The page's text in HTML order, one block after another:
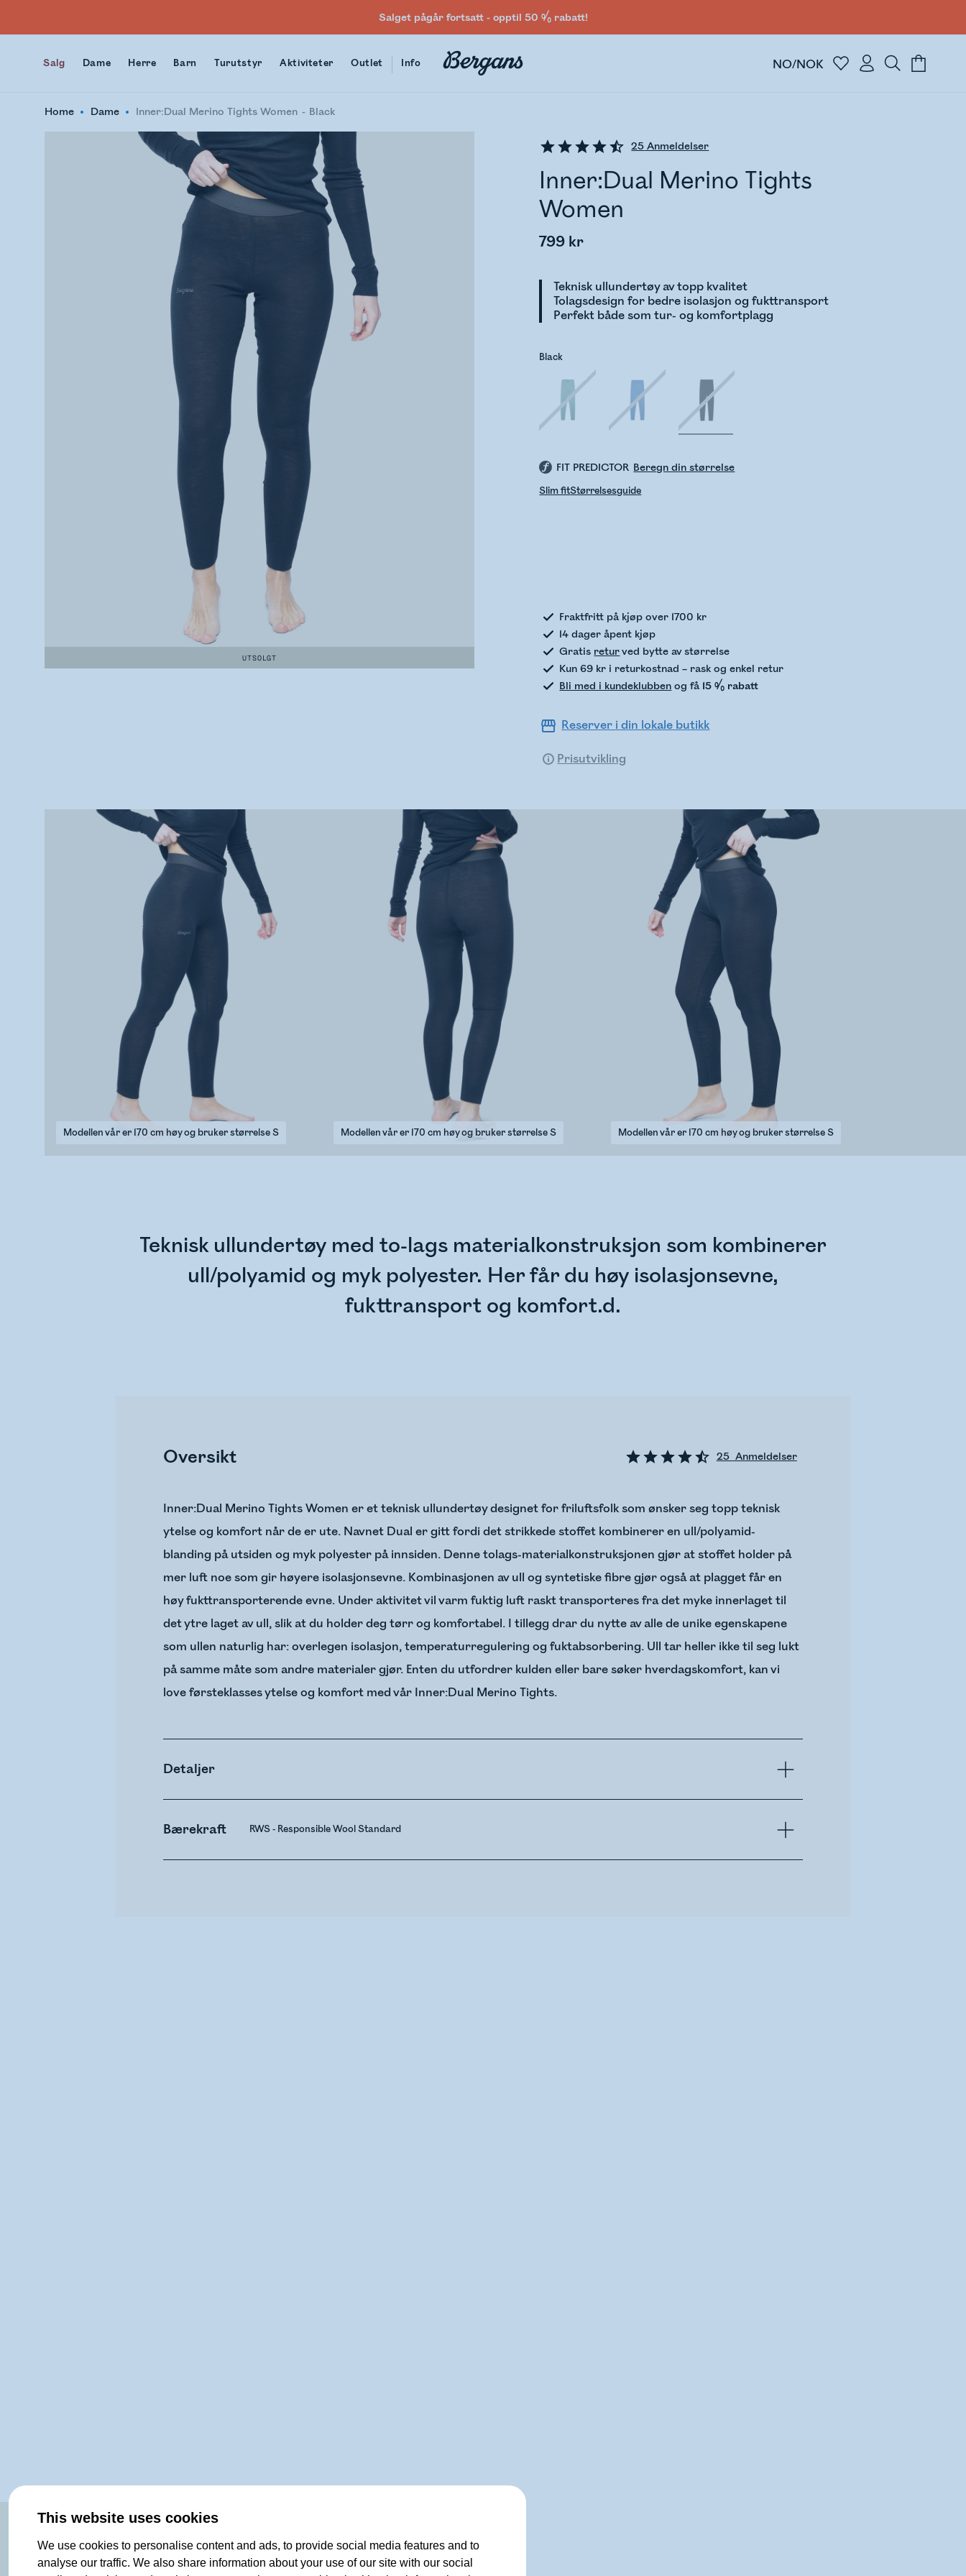
This website uses cookies
We use cookies to personalise content and ads, to provide social media features and to
analyse our traffic. We also share information about your use of our site with our social
Salget pågår fortsatt - opptil 50 % rabatt!
Salg Dame Herre Barn Turutstyr Aktiviteter Outlet Info NO/NOK
Home Dame Inner:Dual Merino Tights Women Black
UTSOLGT
25 Anmeldelser
Inner:Dual Merino Tights
Women
799 kr
Teknisk ullundertøy av topp kvalitet
Tolagsdesign for bedre isolasjon og fukttransport
Perfekt både som tur- og komfortplagg
Black
FIT PREDICTOR Beregn din størrelse
Slim fitStørrelsesguide
Fraktfritt på kjøp over 1700 kr
14 dager åpent kjøp
Gratis returved bytte av størrelse
Kun 69 kr i returkostnad – rask og enkel retur
Bli med i kundeklubben og få 15 % rabatt
Reserver i din lokale butikk
Prisutvikling
Modellen vår er 170 cm høy og bruker størrelse S Modellen vår er 170 cm høy og bruker størrelse S Modellen vår er 170 cm høy og bruker størrelse S
Teknisk ullundertøy med to-lags materialkonstruksjon som kombinerer
ull/polyamid og myk polyester. Her får du høy isolasjonsevne,
fukttransport og komfort.d.
Oversikt 25 Anmeldelser
Inner:Dual Merino Tights Women er et teknisk ullundertøy designet for friluftsfolk som ønsker seg topp teknisk
ytelse og komfort når de er ute. Navnet Dual er gitt fordi det strikkede stoffet kombinerer en ull/polyamid-
blanding på utsiden og myk polyester på innsiden. Denne tolags-materialkonstruksjonen gjør at stoffet holder på
mer luft noe som gir høyere isolasjonsevne. Kombinasjonen av ull og syntetiske fibre gjør også at plagget får en
høy fukttransporterende evne. Under aktivitet vil varm fuktig luft raskt transporteres fra det myke innerlaget til
det ytre laget av ull, slik at du holder deg tørr og komfortabel. I tillegg drar du nytte av alle de unike egenskapene
som ullen naturlig har: overlegen isolasjon, temperaturregulering og fuktabsorbering. Ull tar heller ikke til seg lukt
på samme måte som andre materialer gjør. Enten du utfordrer kulden eller bare søker hverdagskomfort, kan vi
love førsteklasses ytelse og komfort med vår Inner:Dual Merino Tights.
Detaljer
Bærekraft RWS - Responsible Wool Standard